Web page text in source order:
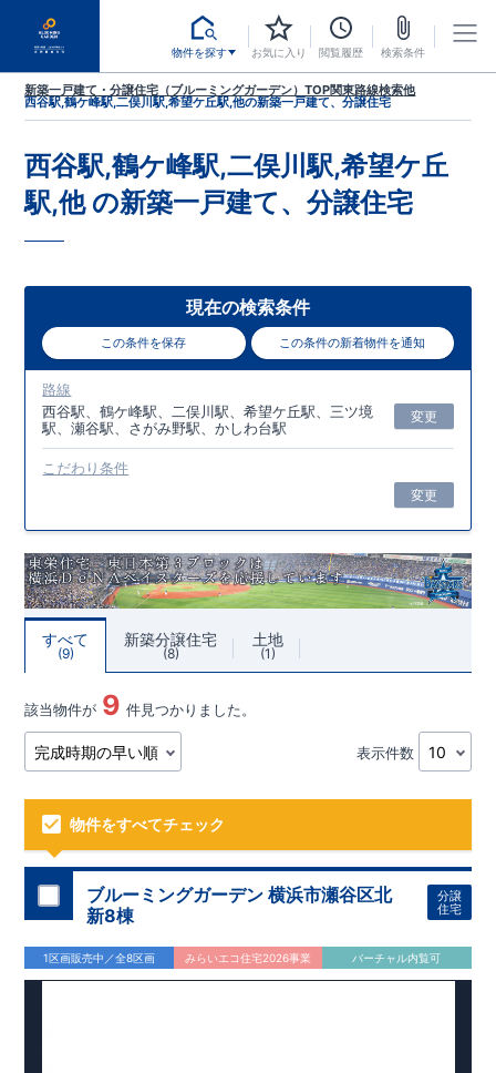
物件を探す お気に入り 閲覧履歴 検索条件
新築一戸建て・分譲住宅（ブルーミングガーデン）TOP関東路線検索他
西谷駅,鶴ケ峰駅,二俣川駅,希望ケ丘駅,他の新築一戸建て、分譲住宅
西谷駅,鶴ケ峰駅,二俣川駅,希望ケ丘
駅,他 の新築一戸建て、分譲住宅
現在の検索条件
この条件を保存 この条件の新着物件を通知
路線
西谷駅、鶴ケ峰駅、二俣川駅、希望ケ丘駅、三ツ境
駅、瀬谷駅、さがみ野駅、かしわ台駅
変更
こだわり条件
変更
すべて
9
新築分譲住宅
8
土地
1
該当物件が 9 件見つかりました。
表示件数
物件をすべてチェック
ブルーミングガーデン 横浜市瀬谷区北
新8棟
分譲
住宅
1区画販売中／全8区画 みらいエコ住宅2026事業 バーチャル内覧可